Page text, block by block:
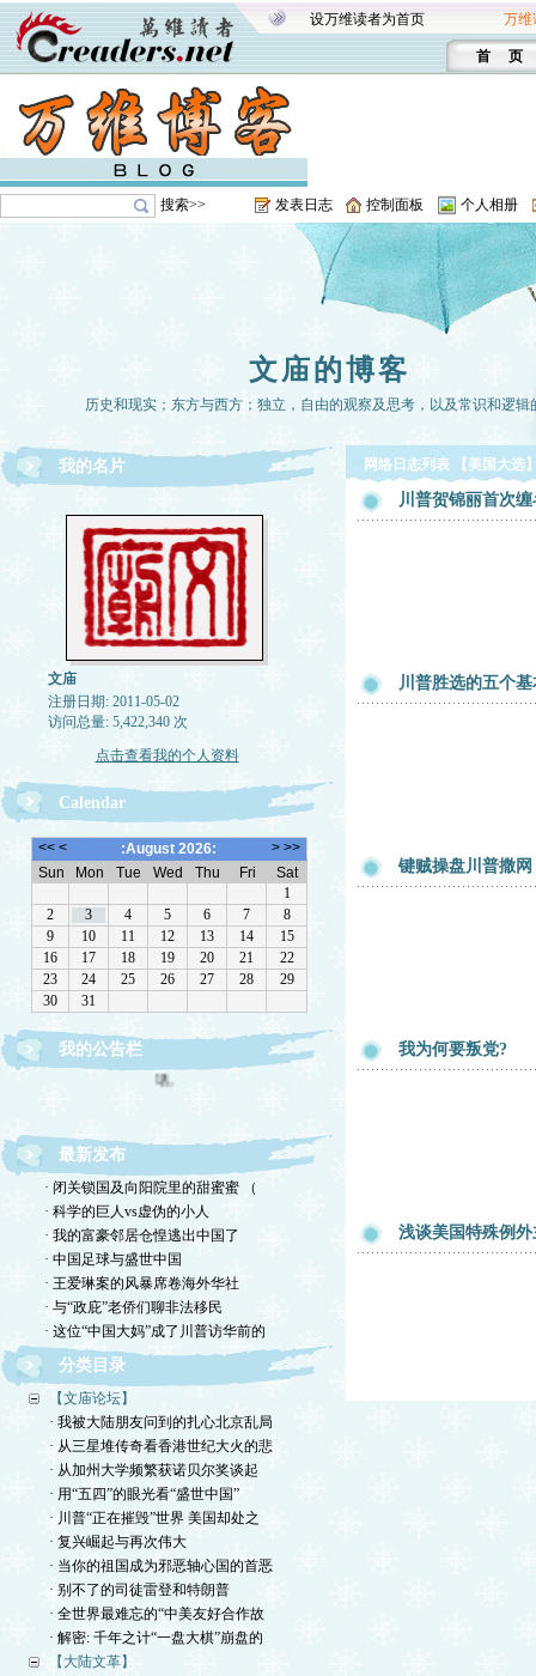
设万维读者为首页 万维
首 页
搜索>> 发表日志 控制面板 个人相册
文庙的博客
历史和现实；东方与西方；独立，自由的观察及思考，以及常识和逻辑
我的名片
文庙
注册日期: 2011-05-02
访问总量: 5,422,340 次
点击查看我的个人资料
Calendar
我的公告栏
欢迎转载，但请注明来源。理性讨论，拒绝一切脏
最新发布
· 闭关锁国及向阳院里的甜蜜蜜 （
· 科学的巨人vs虚伪的小人
· 我的富豪邻居仓惶逃出中国了
· 中国足球与盛世中国
· 王爱琳案的风暴席卷海外华社
· 与“政庇”老侨们聊非法移民
· 这位“中国大妈”成了川普访华前的
分类目录
【文庙论坛】
· 我被大陆朋友问到的扎心北京乱局
· 从三星堆传奇看香港世纪大火的悲
· 从加州大学频繁获诺贝尔奖谈起
· 用“五四”的眼光看“盛世中国”
· 川普“正在摧毁”世界 美国却处之
· 复兴崛起与再次伟大
· 当你的祖国成为邪恶轴心国的首恶
· 别不了的司徒雷登和特朗普
· 全世界最难忘的“中美友好合作故
· 解密: 千年之计“一盘大棋”崩盘的
【大陆文革】
网络日志列表 【美国大选
川普贺锦丽首次
川普胜选的五个
键贼操盘川普撒
我为何要叛党?
浅谈美国特殊例外